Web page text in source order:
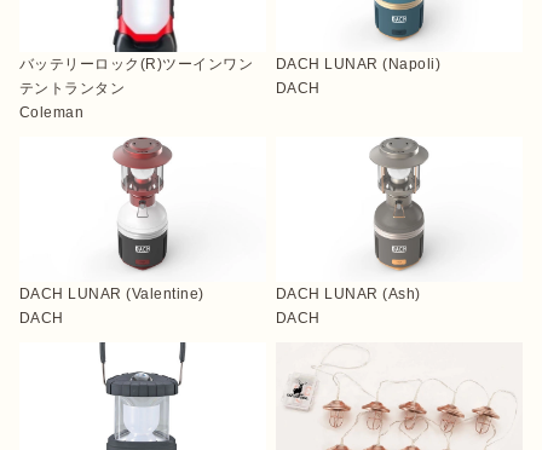
バッテリーロック(R)ツーインワン
テントランタン
Coleman
DACH LUNAR (Napoli)
DACH
DACH LUNAR (Valentine)
DACH
DACH LUNAR (Ash)
DACH